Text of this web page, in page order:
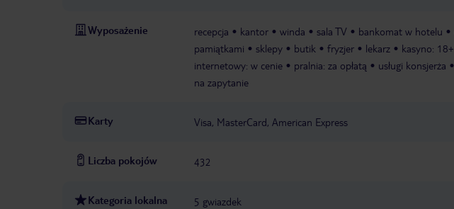
Wyposażenie recepcja kantor winda sala TV bankomat w hotelu
pamiątkami
sklepy butik fryzjer lekarz kasyno: 18+
internetowy: w cenie
pralnia: za opłatą usługi konsjerża
na zapytanie
Karty Visa, MasterCard, American Express
Liczba pokojów 432
Kategoria lokalna 5 gwiazdek